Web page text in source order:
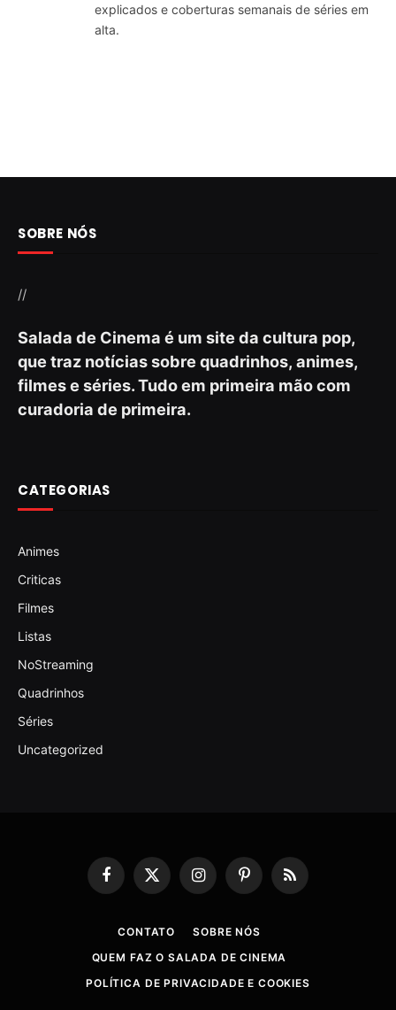
explicados e coberturas semanais de séries em
alta.
SOBRE NÓS
//
Salada de Cinema é um site da cultura pop,
que traz notícias sobre quadrinhos, animes,
filmes e séries. Tudo em primeira mão com
curadoria de primeira.
CATEGORIAS
Animes
Criticas
Filmes
Listas
NoStreaming
Quadrinhos
Séries
Uncategorized
Facebook
X
(Twitter)
InstagramPinterestRSS
CONTATO
SOBRE NÓS
QUEM FAZ O SALADA DE CINEMA
POLÍTICA DE PRIVACIDADE E COOKIES